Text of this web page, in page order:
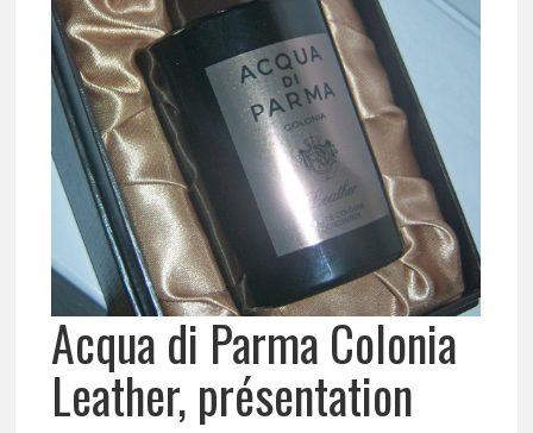
Acqua di Parma Colonia
Leather, présentation